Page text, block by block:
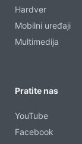
Hardver
Mobilni uređaji
Multimedija
Pratite nas
YouTube
Facebook